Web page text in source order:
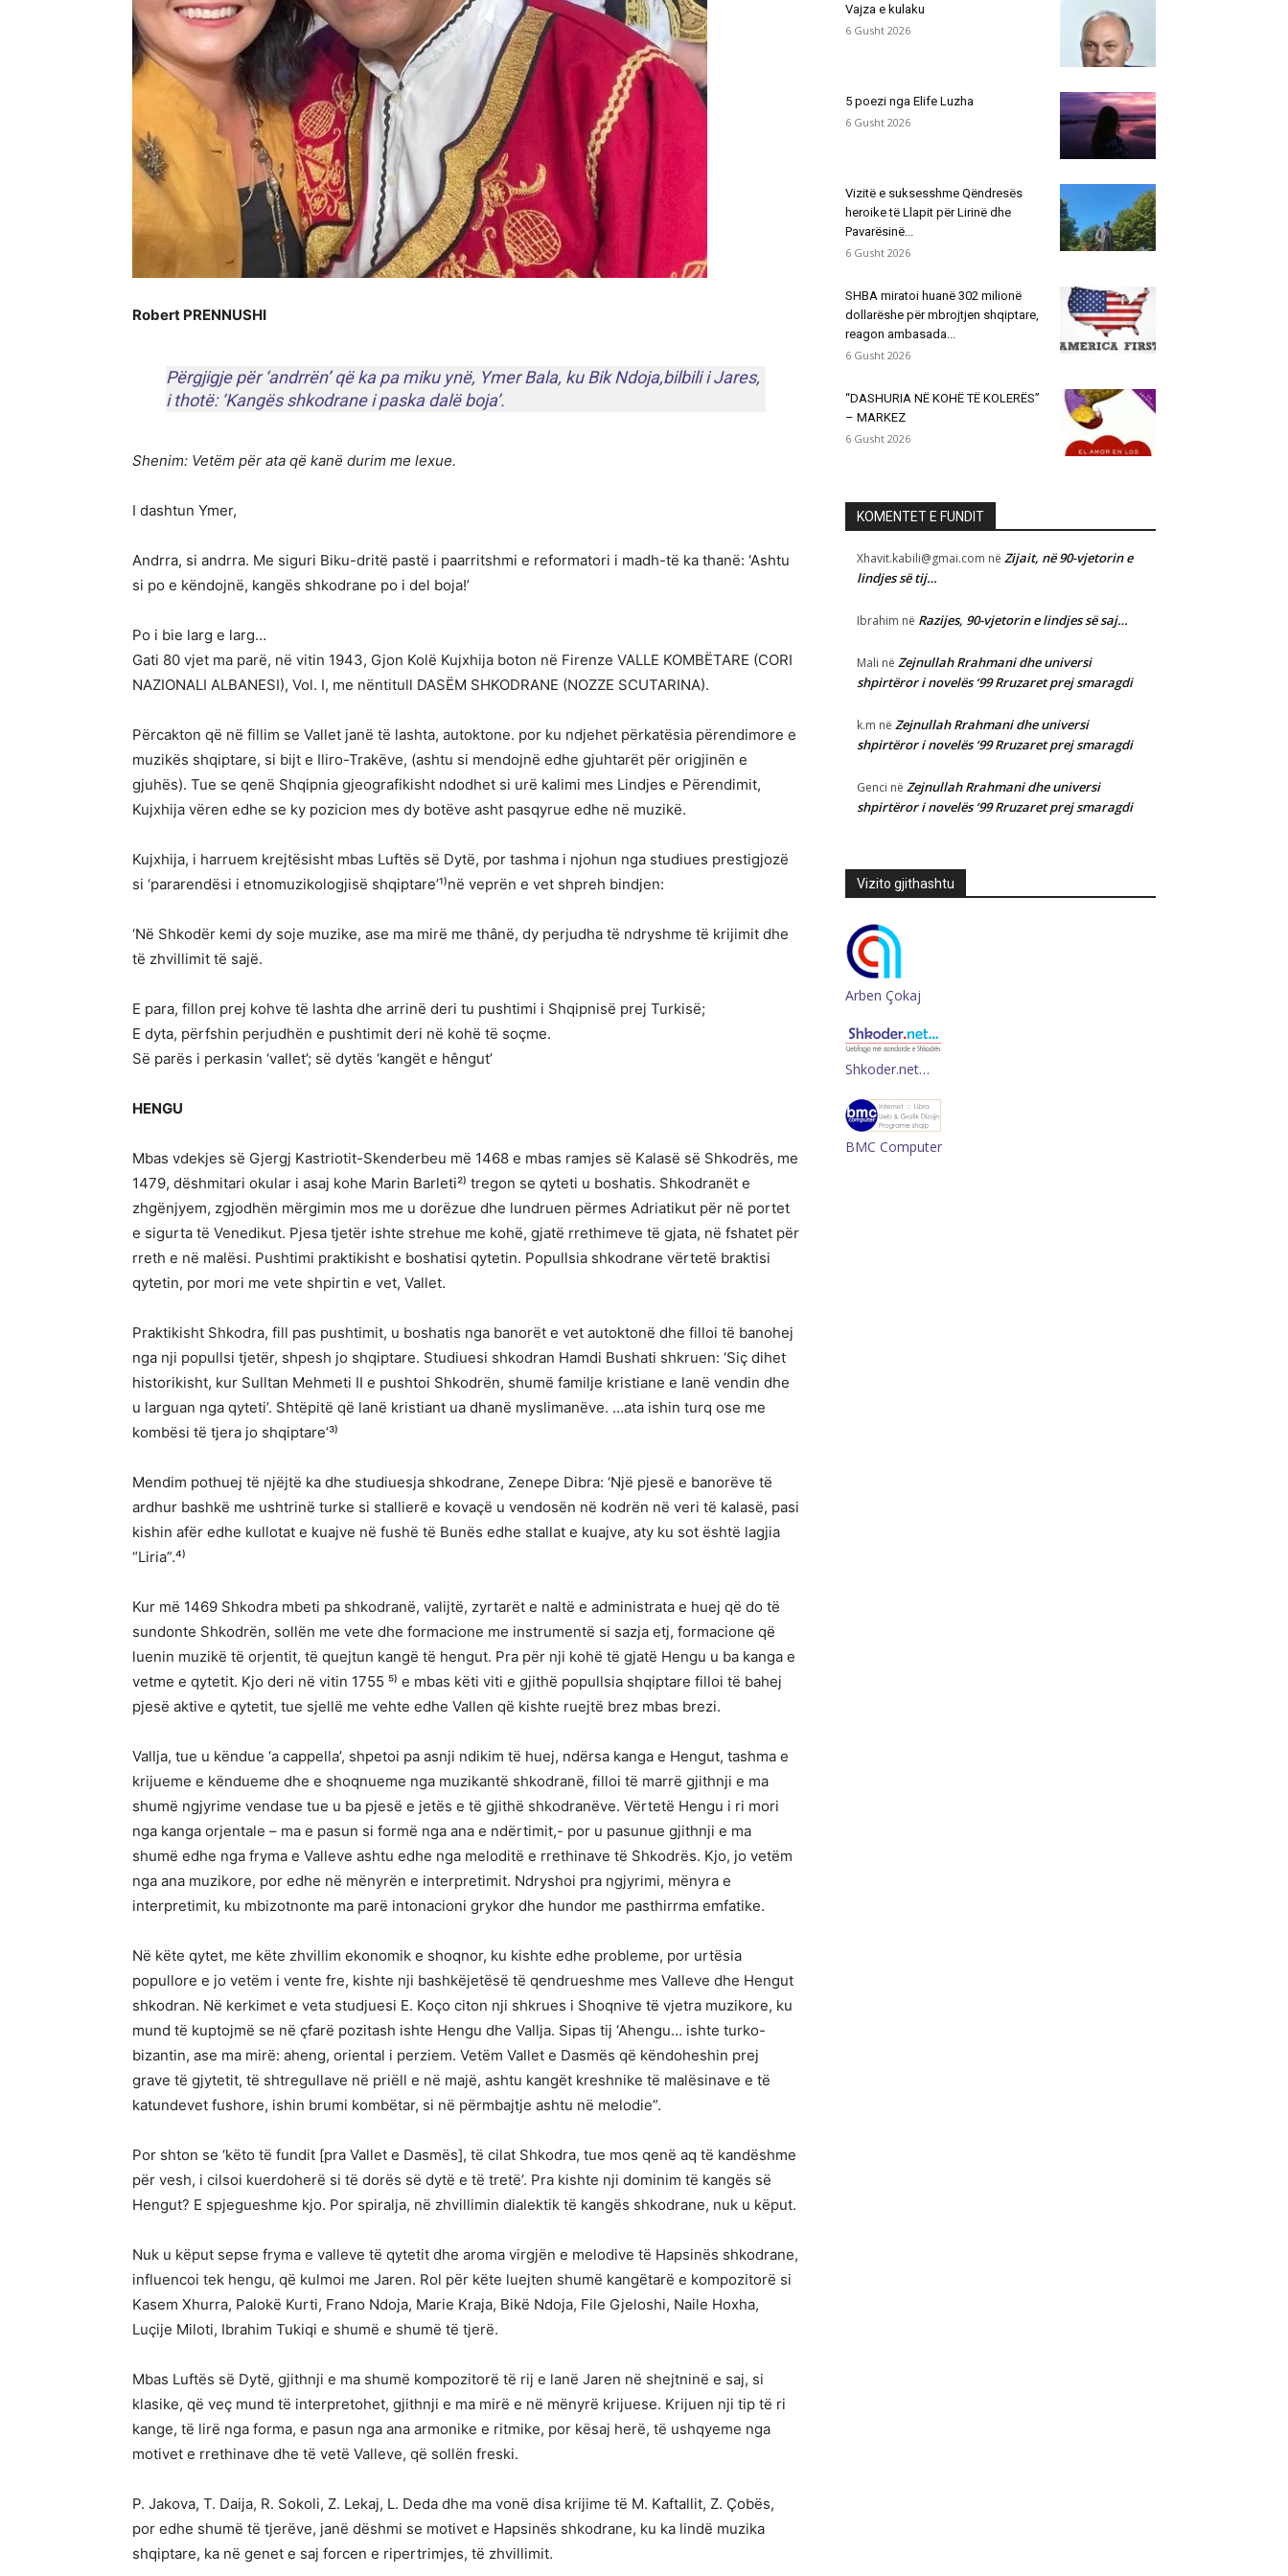
Robert PRENNUSHI
Përgjigje për ‘andrrën’ që ka pa miku ynë, Ymer Bala, ku Bik Ndoja,bilbili i Jares,
i thotë: ‘Kangës shkodrane i paska dalë boja’.
Shenim: Vetëm për ata që kanë durim me lexue.
I dashtun Ymer,
Andrra, si andrra. Me siguri Biku-dritë pastë i paarritshmi e reformatori i madh-të ka thanë: ‘Ashtu
si po e këndojnë, kangës shkodrane po i del boja!’
Po i bie larg e larg…
Gati 80 vjet ma parë, në vitin 1943, Gjon Kolë Kujxhija boton në Firenze VALLE KOMBËTARE (CORI
NAZIONALI ALBANESI), Vol. I, me nëntitull DASËM SHKODRANE (NOZZE SCUTARINA).
Përcakton që në fillim se Vallet janë të lashta, autoktone. por ku ndjehet përkatësia përendimore e
muzikës shqiptare, si bijt e Iliro-Trakëve, (ashtu si mendojnë edhe gjuhtarët për origjinën e
gjuhës). Tue se qenë Shqipnia gjeografikisht ndodhet si urë kalimi mes Lindjes e Përendimit,
Kujxhija vëren edhe se ky pozicion mes dy botëve asht pasqyrue edhe në muzikë.
Kujxhija, i harruem krejtësisht mbas Luftës së Dytë, por tashma i njohun nga studiues prestigjozë
si ‘pararendësi i etnomuzikologjisë shqiptare’¹⁾në veprën e vet shpreh bindjen:
‘Në Shkodër kemi dy soje muzike, ase ma mirë me thânë, dy perjudha të ndryshme të krijimit dhe
të zhvillimit të sajë.
E para, fillon prej kohve të lashta dhe arrinë deri tu pushtimi i Shqipnisë prej Turkisë;
E dyta, përfshin perjudhën e pushtimit deri në kohë të soçme.
Së parës i perkasin ‘vallet’; së dytës ‘kangët e hêngut’
HENGU
Mbas vdekjes së Gjergj Kastriotit-Skenderbeu më 1468 e mbas ramjes së Kalasë së Shkodrës, me
1479, dëshmitari okular i asaj kohe Marin Barleti²⁾ tregon se qyteti u boshatis. Shkodranët e
zhgënjyem, zgjodhën mërgimin mos me u dorëzue dhe lundruen përmes Adriatikut për në portet
e sigurta të Venedikut. Pjesa tjetër ishte strehue me kohë, gjatë rrethimeve të gjata, në fshatet për
rreth e në malësi. Pushtimi praktikisht e boshatisi qytetin. Popullsia shkodrane vërtetë braktisi
qytetin, por mori me vete shpirtin e vet, Vallet.
Praktikisht Shkodra, fill pas pushtimit, u boshatis nga banorët e vet autoktonë dhe filloi të banohej
nga nji popullsi tjetër, shpesh jo shqiptare. Studiuesi shkodran Hamdi Bushati shkruen: ‘Siç dihet
historikisht, kur Sulltan Mehmeti II e pushtoi Shkodrën, shumë familje kristiane e lanë vendin dhe
u larguan nga qyteti’. Shtëpitë që lanë kristiant ua dhanë myslimanëve. …ata ishin turq ose me
kombësi të tjera jo shqiptare’³⁾
Mendim pothuej të njëjtë ka dhe studiuesja shkodrane, Zenepe Dibra: ‘Një pjesë e banorëve të
ardhur bashkë me ushtrinë turke si stallierë e kovaçë u vendosën në kodrën në veri të kalasë, pasi
kishin afër edhe kullotat e kuajve në fushë të Bunës edhe stallat e kuajve, aty ku sot është lagjia
“Liria”.⁴⁾
Kur më 1469 Shkodra mbeti pa shkodranë, valijtë, zyrtarët e naltë e administrata e huej që do të
sundonte Shkodrën, sollën me vete dhe formacione me instrumentë si sazja etj, formacione që
luenin muzikë të orjentit, të quejtun kangë të hengut. Pra për nji kohë të gjatë Hengu u ba kanga e
vetme e qytetit. Kjo deri në vitin 1755 ⁵⁾ e mbas këti viti e gjithë popullsia shqiptare filloi të bahej
pjesë aktive e qytetit, tue sjellë me vehte edhe Vallen që kishte ruejtë brez mbas brezi.
Vallja, tue u këndue ‘a cappella’, shpetoi pa asnji ndikim të huej, ndërsa kanga e Hengut, tashma e
krijueme e këndueme dhe e shoqnueme nga muzikantë shkodranë, filloi të marrë gjithnji e ma
shumë ngjyrime vendase tue u ba pjesë e jetës e të gjithë shkodranëve. Vërtetë Hengu i ri mori
nga kanga orjentale – ma e pasun si formë nga ana e ndërtimit,- por u pasunue gjithnji e ma
shumë edhe nga fryma e Valleve ashtu edhe nga meloditë e rrethinave të Shkodrës. Kjo, jo vetëm
nga ana muzikore, por edhe në mënyrën e interpretimit. Ndryshoi pra ngjyrimi, mënyra e
interpretimit, ku mbizotnonte ma parë intonacioni grykor dhe hundor me pasthirrma emfatike.
Në këte qytet, me këte zhvillim ekonomik e shoqnor, ku kishte edhe probleme, por urtësia
popullore e jo vetëm i vente fre, kishte nji bashkëjetësë të qendrueshme mes Valleve dhe Hengut
shkodran. Në kerkimet e veta studjuesi E. Koço citon nji shkrues i Shoqnive të vjetra muzikore, ku
mund të kuptojmë se në çfarë pozitash ishte Hengu dhe Vallja. Sipas tij ‘Ahengu… ishte turko-
bizantin, ase ma mirë: aheng, oriental i perziem. Vetëm Vallet e Dasmës që këndoheshin prej
grave të gjytetit, të shtregullave në priëll e në majë, ashtu kangët kreshnike të malësinave e të
katundevet fushore, ishin brumi kombëtar, si në përmbajtje ashtu në melodie”.
Por shton se ‘këto të fundit [pra Vallet e Dasmës], të cilat Shkodra, tue mos qenë aq të kandëshme
për vesh, i cilsoi kuerdoherë si të dorës së dytë e të tretë’. Pra kishte nji dominim të kangës së
Hengut? E spjegueshme kjo. Por spiralja, në zhvillimin dialektik të kangës shkodrane, nuk u këput.
Nuk u këput sepse fryma e valleve të qytetit dhe aroma virgjën e melodive të Hapsinës shkodrane,
influencoi tek hengu, që kulmoi me Jaren. Rol për këte luejten shumë kangëtarë e kompozitorë si
Kasem Xhurra, Palokë Kurti, Frano Ndoja, Marie Kraja, Bikë Ndoja, File Gjeloshi, Naile Hoxha,
Luçije Miloti, Ibrahim Tukiqi e shumë e shumë të tjerë.
Mbas Luftës së Dytë, gjithnji e ma shumë kompozitorë të rij e lanë Jaren në shejtninë e saj, si
klasike, që veç mund të interpretohet, gjithnji e ma mirë e në mënyrë krijuese. Krijuen nji tip të ri
kange, të lirë nga forma, e pasun nga ana armonike e ritmike, por kësaj herë, të ushqyeme nga
motivet e rrethinave dhe të vetë Valleve, që sollën freski.
P. Jakova, T. Daija, R. Sokoli, Z. Lekaj, L. Deda dhe ma vonë disa krijime të M. Kaftallit, Z. Çobës,
por edhe shumë të tjerëve, janë dëshmi se motivet e Hapsinës shkodrane, ku ka lindë muzika
shqiptare, ka në genet e saj forcen e ripertrimjes, të zhvillimit.
Vajza e kulaku
6 Gusht 2026
5 poezi nga Elife Luzha
6 Gusht 2026
Vizitë e suksesshme Qëndresës
heroike të Llapit për Lirinë dhe
Pavarësinë...
6 Gusht 2026
SHBA miratoi huanë 302 milionë
dollarëshe për mbrojtjen shqiptare,
reagon ambasada...
6 Gusht 2026
“DASHURIA NË KOHË TË KOLERËS”
– MARKEZ
6 Gusht 2026
KOMENTET E FUNDIT
Xhavit.kabili@gmai.com në Zijait, në 90-vjetorin e
lindjes së tij…
Ibrahim në Razijes, 90-vjetorin e lindjes së saj…
Mali në Zejnullah Rrahmani dhe universi
shpirtëror i novelës ‘99 Rruzaret prej smaragdi
k.m në Zejnullah Rrahmani dhe universi
shpirtëror i novelës ‘99 Rruzaret prej smaragdi
Genci në Zejnullah Rrahmani dhe universi
shpirtëror i novelës ‘99 Rruzaret prej smaragdi
Vizito gjithashtu
Arben Çokaj
Shkoder.net…
BMC Computer